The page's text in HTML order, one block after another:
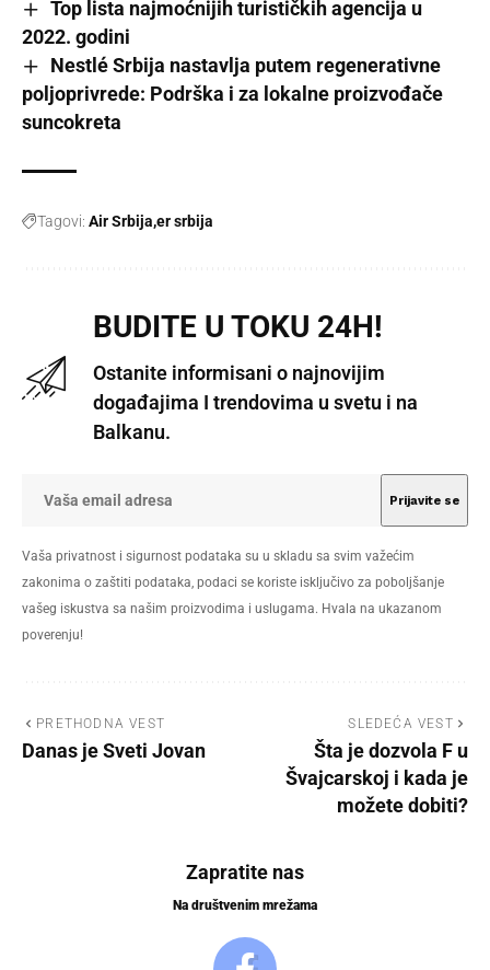
Top lista najmoćnijih turističkih agencija u
2022. godini
Nestlé Srbija nastavlja putem regenerativne
poljoprivrede: Podrška i za lokalne proizvođače
suncokreta
Tagovi: Air Srbija er srbija
BUDITE U TOKU 24H!
Ostanite informisani o najnovijim
događajima I trendovima u svetu i na
Balkanu.
Vaša privatnost i sigurnost podataka su u skladu sa svim važećim
zakonima o zaštiti podataka, podaci se koriste isključivo za poboljšanje
vašeg iskustva sa našim proizvodima i uslugama. Hvala na ukazanom
poverenju!
PRETHODNA VEST
Danas je Sveti Jovan
SLEDEĆA VEST
Šta je dozvola F u
Švajcarskoj i kada je
možete dobiti?
Zapratite nas
Na društvenim mrežama